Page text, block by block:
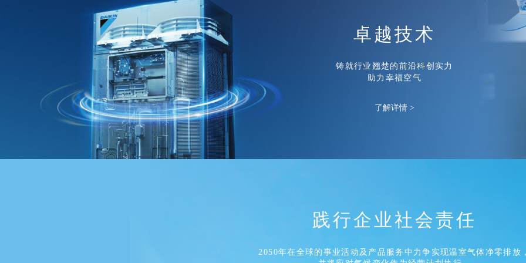
卓越技术
铸就行业翘楚的前沿科创实力
助力幸福空气
了解详情 >
践行企业社会责任
2050年在全球的事业活动及产品服务中力争实现温室气体净零排放